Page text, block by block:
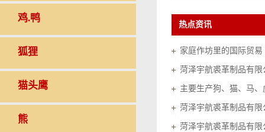
鸡.鸭
狐狸
猫头鹰
熊
热点资讯
家庭作坊里的国际贸易
菏泽宇航裘革制品有
菏泽宇航裘革制品有限
菏泽宇航裘革制品有限